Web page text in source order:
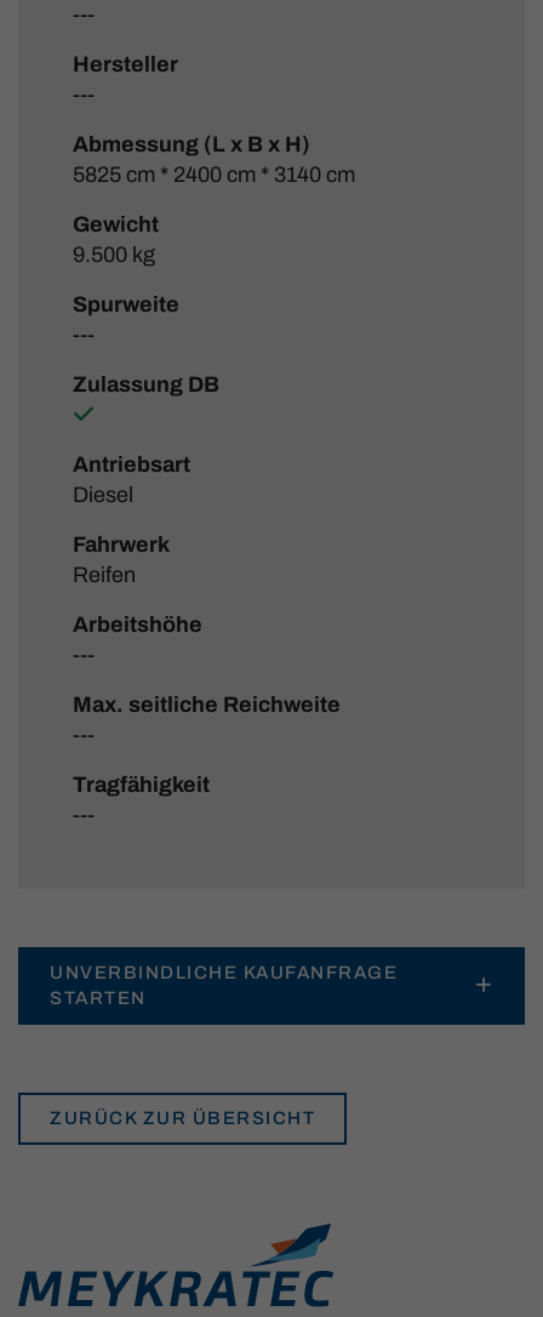
---
Hersteller
---
Abmessung (L x B x H)
5825 cm * 2400 cm * 3140 cm
Gewicht
9.500 kg
Spurweite
---
Zulassung DB
Antriebsart
Diesel
Fahrwerk
Reifen
Arbeitshöhe
---
Max. seitliche Reichweite
---
Tragfähigkeit
---
UNVERBINDLICHE KAUFANFRAGE
STARTEN
ZURÜCK ZUR ÜBERSICHT